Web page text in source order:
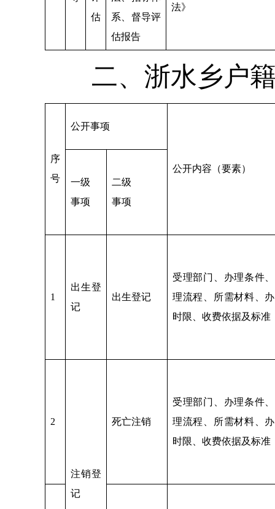
估
系、督导评
估报告
法》
二、浙水乡户
序
号
公开事项
公开内容（要素）
一级
事项
二级
事项
1
出生登
记
出生登记
受理部门、办理条件
理流程、所需材料、
时限、收费依据及标准
2
注销登
记
死亡注销
受理部门、办理条件
理流程、所需材料、
时限、收费依据及标准